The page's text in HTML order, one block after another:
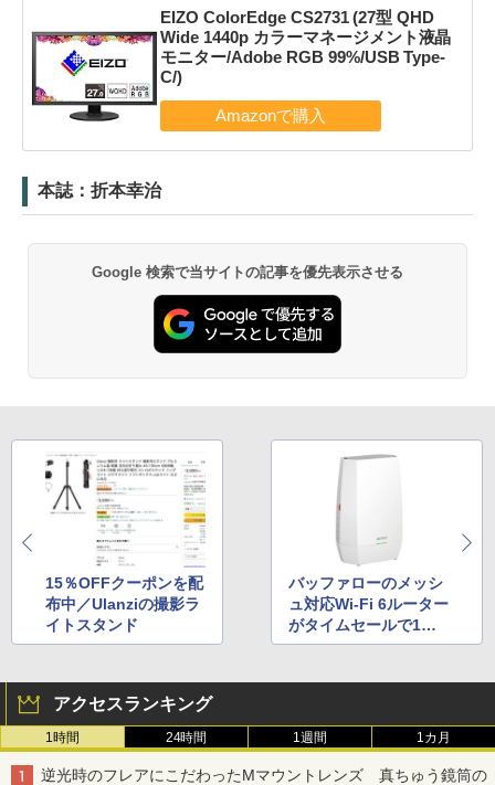
EIZO ColorEdge CS2731 (27型 QHD
Wide 1440p カラーマネージメント液晶
モニター/Adobe RGB 99%/USB Type-
C/)
本誌：折本幸治
Google 検索で当サイトの記事を優先表示させる
15％OFFクーポンを配
布中／Ulanziの撮影ラ
イトスタンド
バッファローのメッシ
ュ対応Wi-Fi 6ルーター
がタイムセールで1万
円切り
アクセスランキング
1時間 24時間 1週間 1カ月
逆光時のフレアにこだわったMマウントレンズ 真ちゅう鏡筒の